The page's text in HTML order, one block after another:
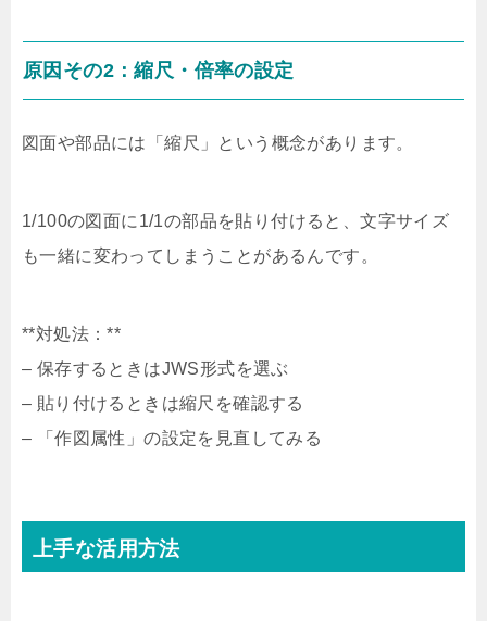
原因その2：縮尺・倍率の設定
図面や部品には「縮尺」という概念があります。
1/100の図面に1/1の部品を貼り付けると、文字サイズ
も一緒に変わってしまうことがあるんです。
**対処法：**
– 保存するときはJWS形式を選ぶ
– 貼り付けるときは縮尺を確認する
– 「作図属性」の設定を見直してみる
上手な活用方法